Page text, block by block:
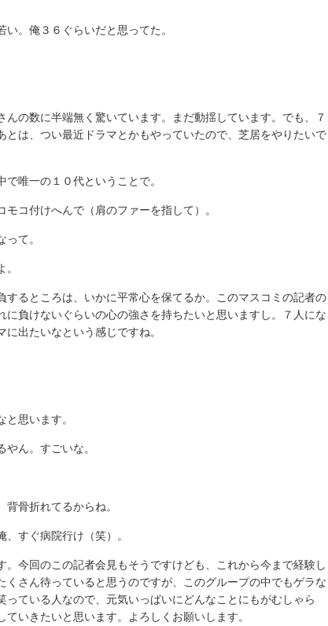
。俺３６ぐらいだと思ってた。
の数に半端無く驚いています。まだ動揺しています。でも、７
とは、つい最近ドラマとかもやっていたので、芝居をやりたいで
唯一の１０代ということで。
コ付けへんで（肩のファーを指して）。
て。
るところは、いかに平常心を保てるか。このマスコミの記者の
に負けないぐらいの心の強さを持ちたいと思いますし。７人にな
出たいなという感じですね。
思います。
ん。すごいな。
骨折れてるからね。
すぐ病院行け（笑）。
今回のこの記者会見もそうですけども、これから今まで経験し
くさん待っていると思うのですが、このグループの中でもゲラな
っている人なので、元気いっぱいにどんなことにもがむしゃら
いきたいと思います。よろしくお願いします。